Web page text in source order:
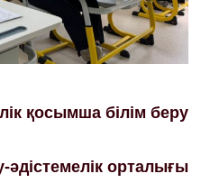
қосымша білім беру
әдістемелік орталығы